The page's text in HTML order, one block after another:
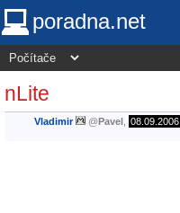
poradna.net
nLite
Vladimir @Pavel 08.09.2006